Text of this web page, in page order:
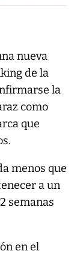
nueva
de la
la
como
que
menos que
a un
semanas
en el